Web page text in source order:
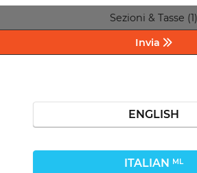
Sezioni & Tasse (1)
Invia
ENGLISH
ITALIAN ML